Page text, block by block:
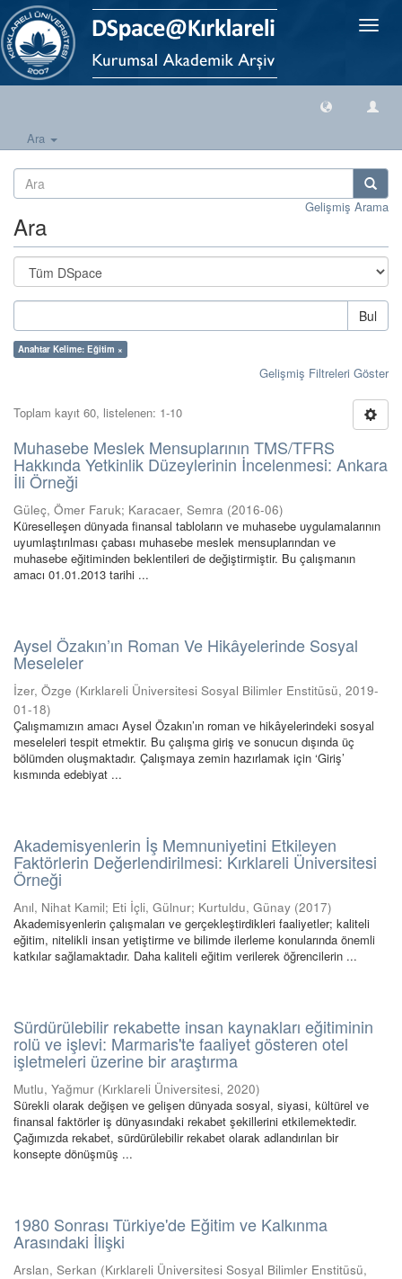
Geçiş
Ara
Gelişmiş Arama
Ara
Bul
Anahtar Kelime: Eğitim ×
Gelişmiş Filtreleri Göster
Toplam kayıt 60, listelenen: 1-10
Muhasebe Meslek Mensuplarının TMS/TFRS
Hakkında Yetkinlik Düzeylerinin İncelenmesi: Ankara
İli Örneği
Güleç, Ömer Faruk; Karacaer, Semra (2016-06)
Küreselleşen dünyada finansal tabloların ve muhasebe uygulamalarının
uyumlaştırılması çabası muhasebe meslek mensuplarından ve
muhasebe eğitiminden beklentileri de değiştirmiştir. Bu çalışmanın
amacı 01.01.2013 tarihi ...
Aysel Özakın’ın Roman Ve Hikâyelerinde Sosyal
Meseleler
İzer, Özge (Kırklareli Üniversitesi Sosyal Bilimler Enstitüsü, 2019-
01-18)
Çalışmamızın amacı Aysel Özakın’ın roman ve hikâyelerindeki sosyal
meseleleri tespit etmektir. Bu çalışma giriş ve sonucun dışında üç
bölümden oluşmaktadır. Çalışmaya zemin hazırlamak için ‘Giriş’
kısmında edebiyat ...
Akademisyenlerin İş Memnuniyetini Etkileyen
Faktörlerin Değerlendirilmesi: Kırklareli Üniversitesi
Örneği
Anıl, Nihat Kamil; Eti İçli, Gülnur; Kurtuldu, Günay (2017)
Akademisyenlerin çalışmaları ve gerçekleştirdikleri faaliyetler; kaliteli
eğitim, nitelikli insan yetiştirme ve bilimde ilerleme konularında önemli
katkılar sağlamaktadır. Daha kaliteli eğitim verilerek öğrencilerin ...
Sürdürülebilir rekabette insan kaynakları eğitiminin
rolü ve işlevi: Marmaris'te faaliyet gösteren otel
işletmeleri üzerine bir araştırma
Mutlu, Yağmur (Kırklareli Üniversitesi, 2020)
Sürekli olarak değişen ve gelişen dünyada sosyal, siyasi, kültürel ve
finansal faktörler iş dünyasındaki rekabet şekillerini etkilemektedir.
Çağımızda rekabet, sürdürülebilir rekabet olarak adlandırılan bir
konsepte dönüşmüş ...
1980 Sonrası Türkiye'de Eğitim ve Kalkınma
Arasındaki İlişki
Arslan, Serkan (Kırklareli Üniversitesi Sosyal Bilimler Enstitüsü,